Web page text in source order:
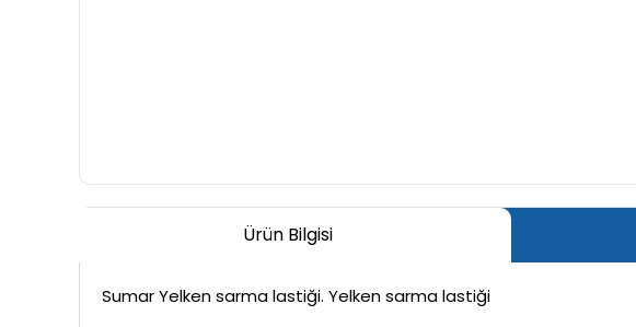
Ürün Bilgisi
Sumar Yelken sarma lastiği. Yelken sarma lastiği